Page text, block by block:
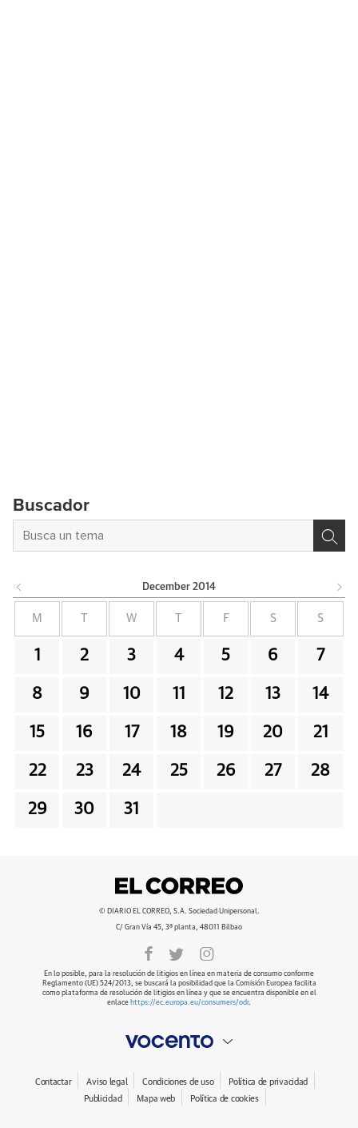
Buscador
December 2014
M W F S S
1 2 3 4 5 6 7
8 9 10 11 12 13 14
15 16 17 18 19 20 21
22 23 24 25 26 27 28
29 30 31
© DIARIO EL CORREO, S.A. Sociedad Unipersonal.
C/ Gran Vía 45, 3ª planta, 48011 Bilbao
En lo posible, para la resolución de litigios en línea en materia de consumo conforme
Reglamento (UE) 524/2013, se buscará la posibilidad que la Comisión Europea facilita
como plataforma de resolución de litigios en línea y que se encuentra disponible en el
enlace https://ec.europa.eu/consumers/odr.
Contactar Aviso legal Condiciones de uso
Política de privacidad
Publicidad
Mapa web Política de cookies